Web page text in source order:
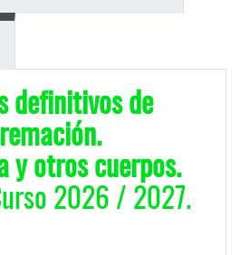
definitivos de
y otros cuerpos.
2026 / 2027.